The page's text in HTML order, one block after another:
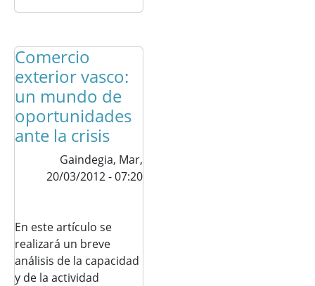
Comercio
exterior vasco:
un mundo de
oportunidades
ante la crisis
Gaindegia, Mar,
20/03/2012 - 07:20
En este artículo se
realizará un breve
análisis de la capacidad
y de la actividad